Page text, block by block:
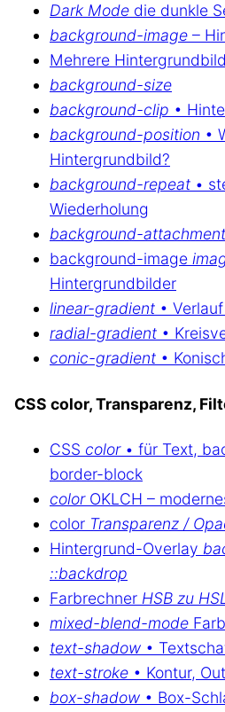
Dark Mode die dunkle
background-image –
Mehrere
background-size
background-clip •
background-position •
Hintergrundbild?
background-repeat •
Wiederholung
background-attachment
background-image
Hintergrundbilder
linear-gradient •
radial-gradient •
conic-gradient •
CSS color, Transparenz,
CSS color• für Text,
border-block
colorOKLCH –
color Transparenz /
Hintergrund-Overlay
::backdrop
Farbrechner HSB zu HSL
mixed-blend-mode
text-shadow •
text-stroke • Kontur,
box-shadow • Box-